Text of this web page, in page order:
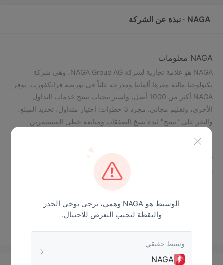
NAGA · نبذة عن الشركة
NAGA معلومات
NAGA هو علامة تجارية لشركة NAGA Group AG، وهي شركة
تكنولوجيا مالية مقرها ألمانيا ومدرجة علناً في بورصة فرانكفورت. يوفر
NAGA أكثر من 1000 أصل، واستراتيجيات نسخ خدمات التداول
الأخرى، وتعليم مجاني. مجرد 3 خطوات: اختيار متداول، تحديد المبلغ،
والنقر على "نسخ" لبدء نسخ الصفقات ومتابعة خطى المستثمرين
الأعلى.
هل NAGA شرعي؟
NAGA م
بموجب الترخيص رقم 204/13، مما يجعلها أقل أمانًا من الوسطاء
NAGA يقبل بطاقات VISA وMasterCard وMaestro وSkrill
الوسيط هو NAGA وهمي، يرجى توخي الحذر
واليقظة لتجنب التعرض للاحتيال.
وسيط حقيقي
NAGA